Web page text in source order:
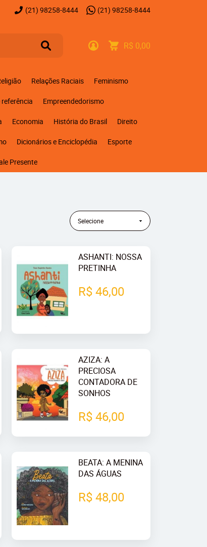
(21) 98258-8444 (21) 98258-8444
R$ 0,00
Relações Raciais Feminismo
Empreendedorismo
Economia História do Brasil Direito
Dicionários e Enciclopédia Esporte
Presente
Selecione
ASHANTI: NOSSA
PRETINHA
R$ 46,00
AZIZA: A
PRECIOSA
CONTADORA DE
SONHOS
R$ 46,00
BEATA: A MENINA
DAS ÁGUAS
R$ 48,00